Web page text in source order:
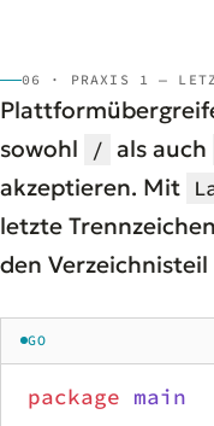
06 · PRAXIS 1 —
sowohl
/ als auch
akzeptieren. Mit
letzte
den
GO
package main